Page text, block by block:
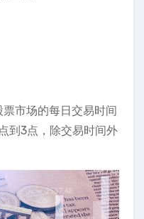
票市场的每日交易时间
到3点，除交易时间外